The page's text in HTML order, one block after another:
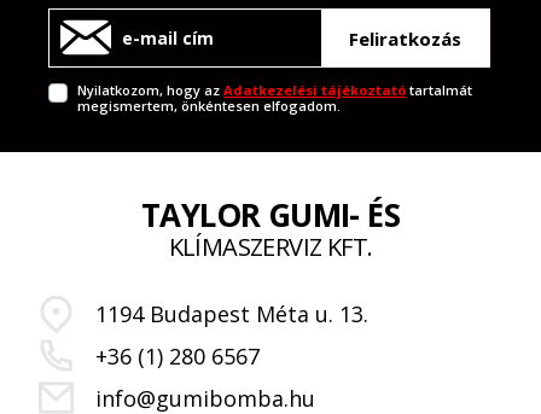
Feliratkozás
Nyilatkozom, hogy azAdatkezelési tájékoztató tartalmát
megismertem, önkéntesen elfogadom.
TAYLOR GUMI- ÉS
KLÍMASZERVIZ KFT.
1194 Budapest Méta u. 13.
+36 (1) 280 6567
info@gumibomba.hu